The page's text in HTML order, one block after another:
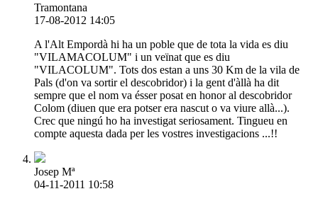
Tramontana
17-08-2012 14:05
A l'Alt Empordà hi ha un poble que de tota la vida es diu
"VILAMACOLUM" i un veïnat que es diu
"VILACOLUM". Tots dos estan a uns 30 Km de la vila de
Pals (d'on va sortir el descobridor) i la gent d'àllà ha dit
sempre que el nom va ésser posat en honor al descobridor
Colom (diuen que era potser era nascut o va viure allà...).
Crec que ningú ho ha investigat seriosament. Tingueu en
compte aquesta dada per les vostres investigacions ...!!
Josep Mª
04-11-2011 10:58